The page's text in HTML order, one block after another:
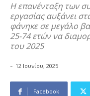
Η επανένταξη των
εργασίας αυξάνει
φάνηκε σε μεγάλο
25-74 ετών να
του 2025
- 12 Ιουνίου, 2025
Facebook